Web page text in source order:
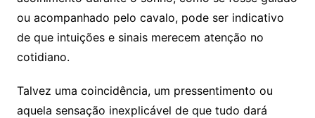
ou acompanhado pelo cavalo, pode ser indicativo
de que intuições e sinais merecem atenção no
cotidiano.
Talvez uma coincidência, um pressentimento ou
aquela sensação inexplicável de que tudo dará